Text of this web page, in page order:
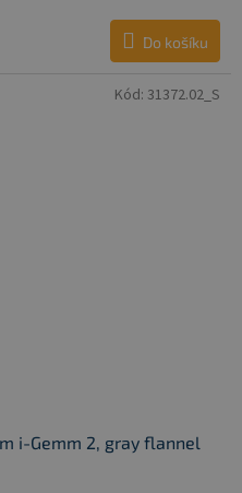
Do košíku
i-Gemm 2, gray flannel
Kód: 31372.02_S